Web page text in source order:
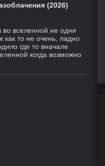
(2026)
вселенной не одни
как то не очень, ладно
где то вначале
когда возможно